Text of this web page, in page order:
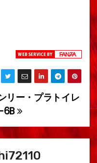
リー・プラトイレ
6B